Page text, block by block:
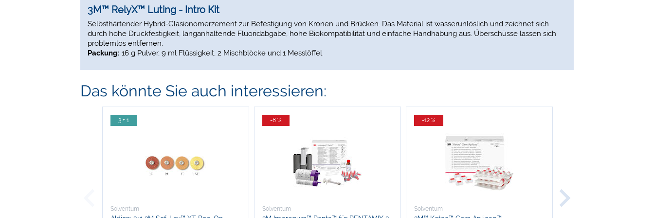
3M™ RelyX™ Luting - Intro Kit
Selbsthärtender Hybrid-Glasionomerzement zur Befestigung von Kronen und Brücken. Das Material ist wasserunlöslich und zeichnet sich
durch hohe Druckfestigkeit, langanhaltende Fluoridabgabe, hohe Biokompatibilität und einfache Handhabung aus. Überschüsse lassen sich
problemlos entfernen.
Packung: 16 g Pulver, 9 ml Flüssigkeit, 2 Mischblöcke und 1 Messlöffel.
Das könnte Sie auch interessieren:
3 + 1
Solventum
-8 %
Solventum
-12 %
Solventum